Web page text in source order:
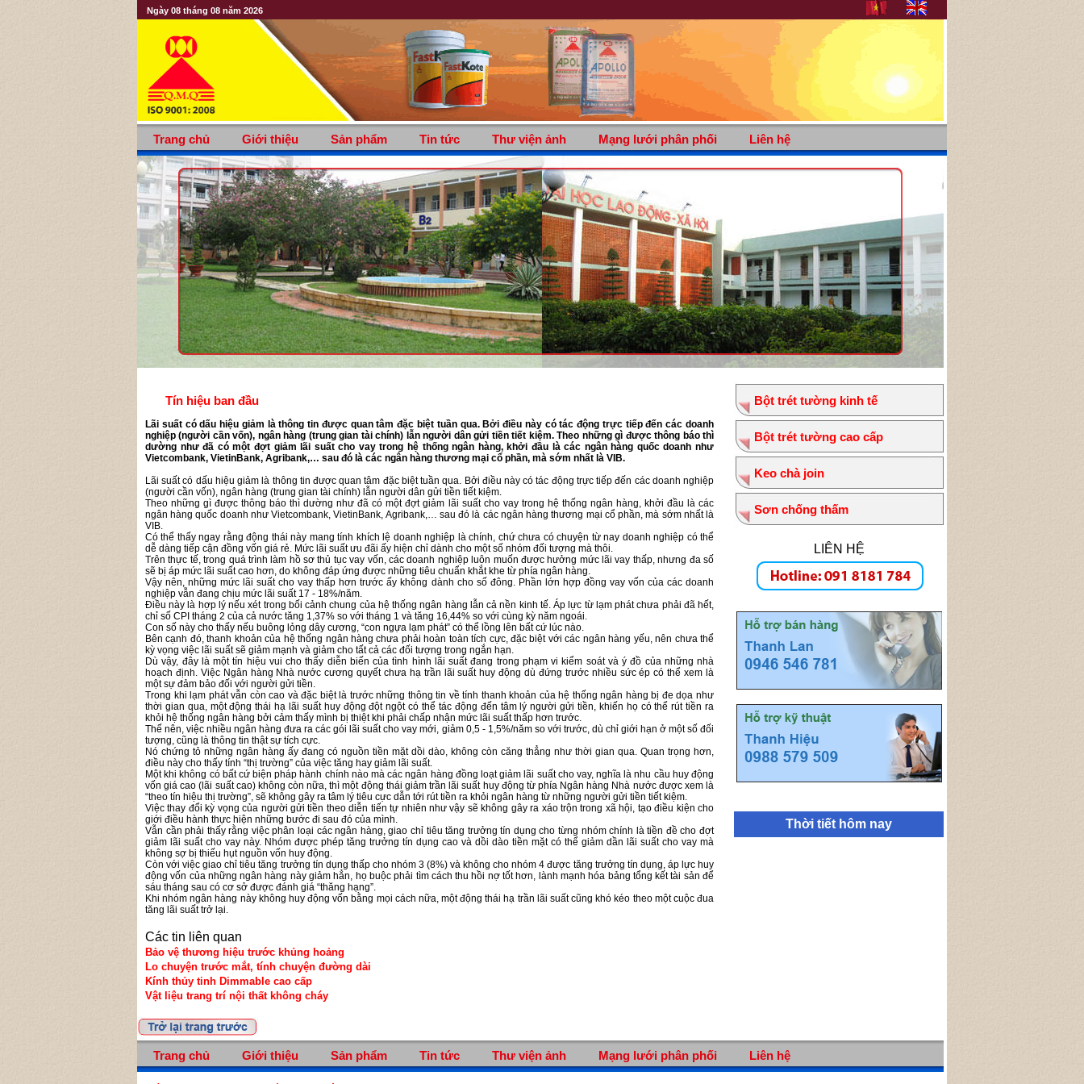
Ngày 08 tháng 08 năm 2026
Trang chủ Giới thiệu Sản phẩm Tin tức Thư viện ảnh Mạng lưới phân phối Liên hệ
Tín hiệu ban đầu
Lãi suất có dấu hiệu giảm là thông tin được quan tâm đặc biệt tuần qua. Bởi điều này có tác động trực tiếp đến các doanh
nghiệp (người cần vốn), ngân hàng (trung gian tài chính) lẫn người dân gửi tiền tiết kiệm. Theo những gì được thông báo thì
dường như đã có một đợt giảm lãi suất cho vay trong hệ thống ngân hàng, khởi đầu là các ngân hàng quốc doanh như
Vietcombank, VietinBank, Agribank,… sau đó là các ngân hàng thương mại cổ phần, mà sớm nhất là VIB.
Lãi suất có dấu hiệu giảm là thông tin được quan tâm đặc biệt tuần qua. Bởi điều này có tác động trực tiếp đến các doanh nghiệp
(người cần vốn), ngân hàng (trung gian tài chính) lẫn người dân gửi tiền tiết kiệm.
Theo những gì được thông báo thì dường như đã có một đợt giảm lãi suất cho vay trong hệ thống ngân hàng, khởi đầu là các
ngân hàng quốc doanh như Vietcombank, VietinBank, Agribank,… sau đó là các ngân hàng thương mại cổ phần, mà sớm nhất là
VIB.
Có thể thấy ngay rằng động thái này mang tính khích lệ doanh nghiệp là chính, chứ chưa có chuyện từ nay doanh nghiệp có thể
dễ dàng tiếp cận đồng vốn giá rẻ. Mức lãi suất ưu đãi ấy hiện chỉ dành cho một số nhóm đối tượng mà thôi.
Trên thực tế, trong quá trình làm hồ sơ thủ tục vay vốn, các doanh nghiệp luôn muốn được hưởng mức lãi vay thấp, nhưng đa số
sẽ bị áp mức lãi suất cao hơn, do không đáp ứng được những tiêu chuẩn khắt khe từ phía ngân hàng.
Vậy nên, những mức lãi suất cho vay thấp hơn trước ấy không dành cho số đông. Phần lớn hợp đồng vay vốn của các doanh
nghiệp vẫn đang chịu mức lãi suất 17 - 18%/năm.
Điều này là hợp lý nếu xét trong bối cảnh chung của hệ thống ngân hàng lẫn cả nền kinh tế. Áp lực từ lạm phát chưa phải đã hết,
chỉ số CPI tháng 2 của cả nước tăng 1,37% so với tháng 1 và tăng 16,44% so với cùng kỳ năm ngoái.
Con số này cho thấy nếu buông lỏng dây cương, “con ngựa lạm phát” có thể lồng lên bất cứ lúc nào.
Bên cạnh đó, thanh khoản của hệ thống ngân hàng chưa phải hoàn toàn tích cực, đặc biệt với các ngân hàng yếu, nên chưa thể
kỳ vọng việc lãi suất sẽ giảm mạnh và giảm cho tất cả các đối tượng trong ngắn hạn.
Dù vậy, đây là một tín hiệu vui cho thấy diễn biến của tình hình lãi suất đang trong phạm vi kiểm soát và ý đồ của những nhà
hoạch định. Việc Ngân hàng Nhà nước cương quyết chưa hạ trần lãi suất huy động dù đứng trước nhiều sức ép có thể xem là
một sự đảm bảo đối với người gửi tiền.
Trong khi lạm phát vẫn còn cao và đặc biệt là trước những thông tin về tính thanh khoản của hệ thống ngân hàng bị đe dọa như
thời gian qua, một động thái hạ lãi suất huy động đột ngột có thể tác động đến tâm lý người gửi tiền, khiến họ có thể rút tiền ra
khỏi hệ thống ngân hàng bởi cảm thấy mình bị thiệt khi phải chấp nhận mức lãi suất thấp hơn trước.
Thế nên, việc nhiều ngân hàng đưa ra các gói lãi suất cho vay mới, giảm 0,5 - 1,5%/năm so với trước, dù chỉ giới hạn ở một số đối
tượng, cũng là thông tin thật sự tích cực.
Nó chứng tỏ những ngân hàng ấy đang có nguồn tiền mặt dồi dào, không còn căng thẳng như thời gian qua. Quan trọng hơn,
điều này cho thấy tính “thị trường” của việc tăng hay giảm lãi suất.
Một khi không có bất cứ biện pháp hành chính nào mà các ngân hàng đồng loạt giảm lãi suất cho vay, nghĩa là nhu cầu huy động
vốn giá cao (lãi suất cao) không còn nữa, thì một động thái giảm trần lãi suất huy động từ phía Ngân hàng Nhà nước được xem là
“theo tín hiệu thị trường”, sẽ không gây ra tâm lý tiêu cực dẫn tới rút tiền ra khỏi ngân hàng từ những người gửi tiền tiết kiệm.
Việc thay đổi kỳ vọng của người gửi tiền theo diễn tiến tự nhiên như vậy sẽ không gây ra xáo trộn trong xã hội, tạo điều kiện cho
giới điều hành thực hiện những bước đi sau đó của mình.
Vẫn cần phải thấy rằng việc phân loại các ngân hàng, giao chỉ tiêu tăng trưởng tín dụng cho từng nhóm chính là tiền đề cho đợt
giảm lãi suất cho vay này. Nhóm được phép tăng trưởng tín dụng cao và dồi dào tiền mặt có thể giảm dần lãi suất cho vay mà
không sợ bị thiếu hụt nguồn vốn huy động.
Còn với việc giao chỉ tiêu tăng trưởng tín dụng thấp cho nhóm 3 (8%) và không cho nhóm 4 được tăng trưởng tín dụng, áp lực huy
động vốn của những ngân hàng này giảm hẳn, họ buộc phải tìm cách thu hồi nợ tốt hơn, lành mạnh hóa bảng tổng kết tài sản để
sáu tháng sau có cơ sở được đánh giá “thăng hạng”.
Khi nhóm ngân hàng này không huy động vốn bằng mọi cách nữa, một động thái hạ trần lãi suất cũng khó kéo theo một cuộc đua
tăng lãi suất trở lại.
Các tin liên quan
Bảo vệ thương hiệu trước khủng hoảng
Lo chuyện trước mắt, tính chuyện đường dài
Kính thủy tinh Dimmable cao cấp
Vật liệu trang trí nội thất không cháy
Bột trét tường kinh tế
Bột trét tường cao cấp
Keo chà join
Sơn chống thấm
LIÊN HỆ
Thời tiết hôm nay
Trang chủ Giới thiệu Sản phẩm Tin tức Thư viện ảnh Mạng lưới phân phối Liên hệ